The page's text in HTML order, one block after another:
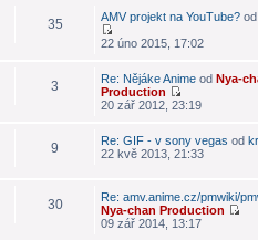
35 AMV projekt na YouTube?od
22 úno 2015, 17:02
3 Re: Nějáke Animeod Nya-
Production
20 zář 2012, 23:19
9 Re: GIF - v sony vegas od
22 kvě 2013, 21:33
30 Re: amv.anime.cz/pmwiki/
Nya-chan Production
09 zář 2014, 13:17